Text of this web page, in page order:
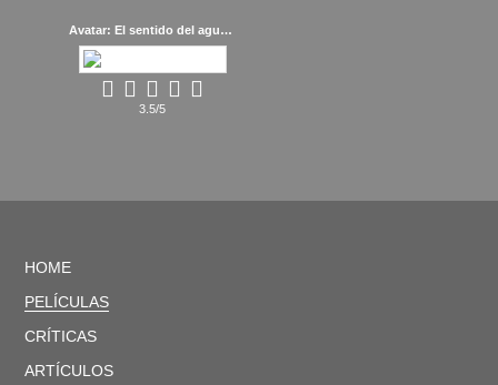
Avatar: El sentido del agua (2022)
3.5/5
HOME
PELÍCULAS
CRÍTICAS
ARTÍCULOS